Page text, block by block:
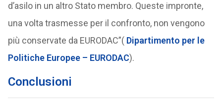
d’asilo in un altro Stato membro. Queste impronte,
una volta trasmesse per il confronto, non vengono
più conservate da EURODAC”( Dipartimento per le
Politiche Europee – EURODAC).
Conclusioni